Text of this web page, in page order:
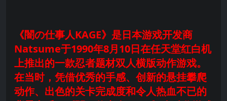
《闇の仕事人KAGE》是日本游戏开发商
Natsume于1990年8月10日在任天堂红白机
上推出的一款忍者题材双人横版动作游戏。
在当时，凭借优秀的手感、创新的悬挂攀爬
动作、出色的关卡完成度和令人热血不已的